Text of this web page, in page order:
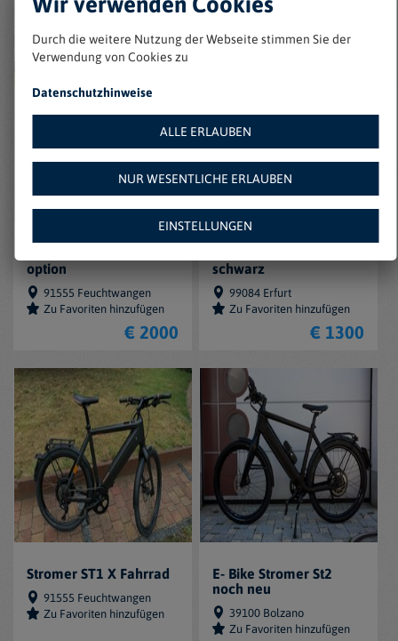
Marke: Stromer (4)
option
91555 Feuchtwangen
Zu Favoriten hinzufügen
€ 2000
schwarz
99084 Erfurt
Zu Favoriten hinzufügen
€ 1300
Stromer ST1 X Fahrrad
91555 Feuchtwangen
Zu Favoriten hinzufügen
E- Bike Stromer St2
noch neu
39100 Bolzano
Zu Favoriten hinzufügen
Durch die weitere Nutzung der Webseite stimmen Sie der
Verwendung von Cookies zu
Datenschutzhinweise
ALLE ERLAUBEN
NUR WESENTLICHE ERLAUBEN
EINSTELLUNGEN